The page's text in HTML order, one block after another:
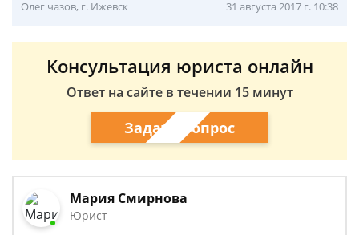
Олег чазов, г. Ижевск 31 августа 2017 г. 10:38
Консультация юриста онлайн
Ответ на сайте в течении 15 минут
Задать вопрос
Мария Смирнова
Юрист